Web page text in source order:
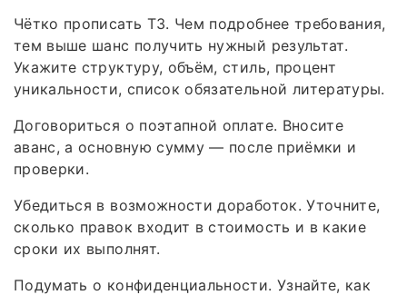
Чётко прописать ТЗ. Чем подробнее требования,
тем выше шанс получить нужный результат.
Укажите структуру, объём, стиль, процент
уникальности, список обязательной литературы.
Договориться о поэтапной оплате. Вносите
аванс, а основную сумму — после приёмки и
проверки.
Убедиться в возможности доработок. Уточните,
сколько правок входит в стоимость и в какие
сроки их выполнят.
Подумать о конфиденциальности. Узнайте, как